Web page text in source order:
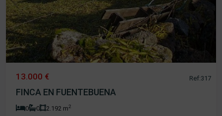
13.000 €
FINCA EN FUENTEBUENA
0 0 2.192 m2
Ref:317